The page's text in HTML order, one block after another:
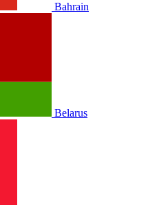
Bahrain
Belarus